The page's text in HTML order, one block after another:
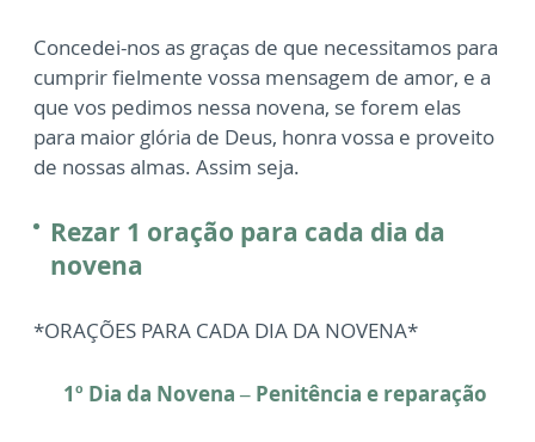
Concedei-nos as graças de que necessitamos para
cumprir fielmente vossa mensagem de amor, e a
que vos pedimos nessa novena, se forem elas
para maior glória de Deus, honra vossa e proveito
de nossas almas. Assim seja.
Rezar 1 oração para cada dia da
novena
*ORAÇÕES PARA CADA DIA DA NOVENA*
1º Dia da Novena – Penitência e reparação